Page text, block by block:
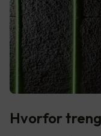
Hvorfor